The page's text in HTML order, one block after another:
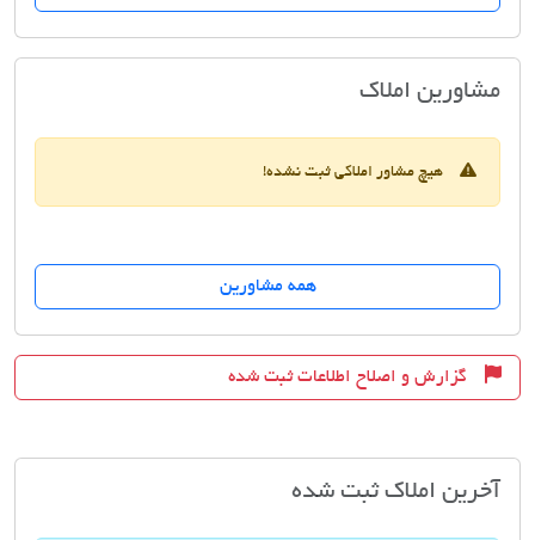
مشاورین املاکایرانیان ارمنستان
هیچ مشاور املاکی ثبت نشده!
همه مشاورین
گزارش و اصلاح اطلاعات ثبت شده
آخرین املاک ثبت شده